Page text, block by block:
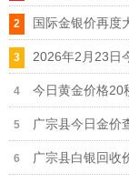
国际金银价再度
2026年2月23日
今日黄金价格20
广宗县今日金价
广宗县白银回收